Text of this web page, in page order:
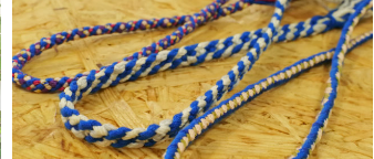
【1日目】 ①来店・受付 ご予約のお時間まで
にご来店いただき、受付をお済ませくださ
い。 ②オリエンテーション（仏教の教え、呼
吸の意味） ③呼吸法（座禅体験） ④買い出し
⑤夕方の鐘つき ⑥夕食づくり 【2日目】 ①朝
のお勤め ②座禅体験 ③呼吸法（座禅体験） ④